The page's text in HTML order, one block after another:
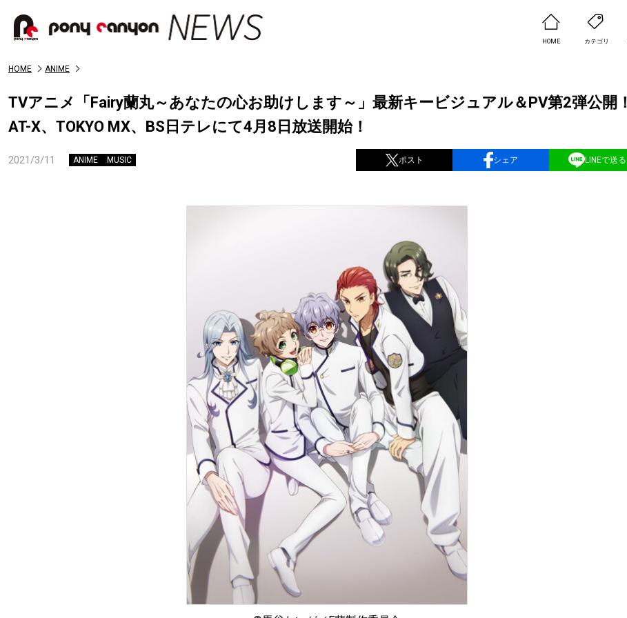
HOME カテゴリ
HOME ANIME
TVアニメ「Fairy蘭丸～あなたの心お助けします～」最新キービジュアル＆PV第2弾公開！
AT-X、TOKYO MX、BS日テレにて4月8日放送開始！
2021/3/11 ANIME MUSIC ポスト シェア LINEで送る